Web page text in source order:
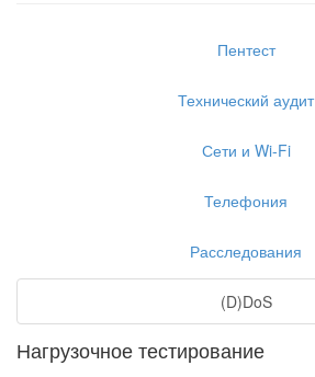
Пентест
Технический аудит
Сети и Wi-Fi
Телефония
Расследования
(D)DoS
Нагрузочное тестирование